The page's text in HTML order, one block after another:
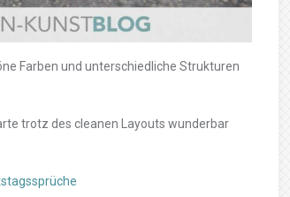
Farben und unterschiedliche Strukturen
trotz des cleanen Layouts wunderbar